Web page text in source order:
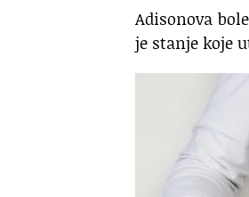
Adisonova
je stanje koje